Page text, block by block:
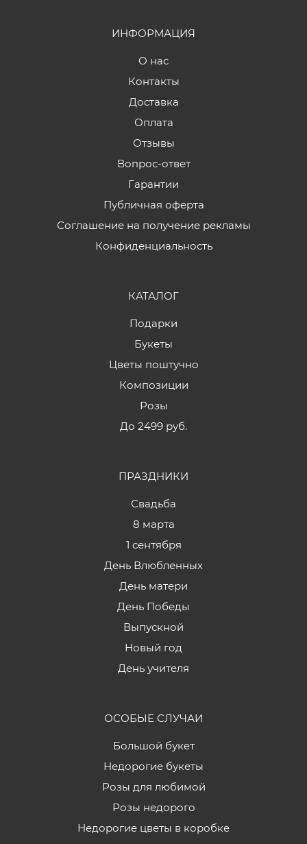
ИНФОРМАЦИЯ
О нас
Контакты
Доставка
Оплата
Отзывы
Вопрос-ответ
Гарантии
Публичная оферта
Соглашение на получение рекламы
Конфиденциальность
КАТАЛОГ
Подарки
Букеты
Цветы поштучно
Композиции
Розы
До 2499 руб.
ПРАЗДНИКИ
Свадьба
8 марта
1 сентября
День Влюбленных
День матери
День Победы
Выпускной
Новый год
День учителя
ОСОБЫЕ СЛУЧАИ
Большой букет
Недорогие букеты
Розы для любимой
Розы недорого
Недорогие цветы в коробке